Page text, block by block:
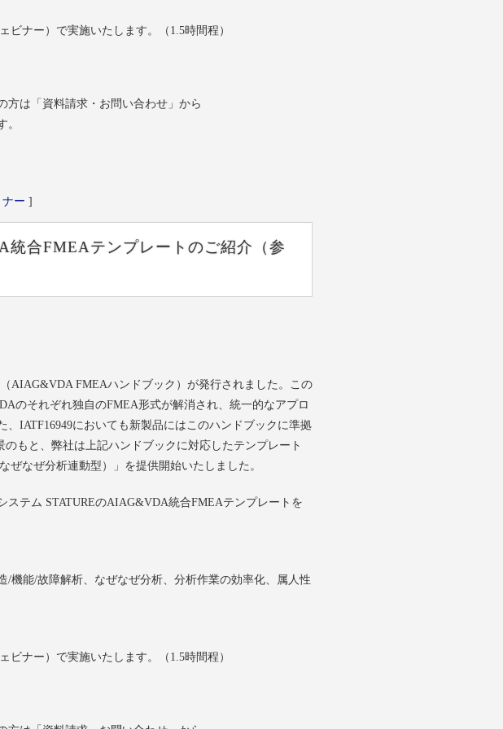
ビナー）で実施いたします。（1.5時間程）
は「資料請求・お問い合わせ」から
ー ]
統合FMEAテンプレートのご紹介（参
AIAG&VDA FMEAハンドブック）が発行されました。この
のそれぞれ独自のFMEA形式が解消され、統一的なアプロ
IATF16949においても新製品にはこのハンドブックに準拠
もと、弊社は上記ハンドブックに対応したテンプレート
なぜ分析連動型）」を提供開始いたしました。
ステム STATUREのAIAG&VDA統合FMEAテンプレートを
機能/故障解析、なぜなぜ分析、分析作業の効率化、属人性
ビナー）で実施いたします。（1.5時間程）